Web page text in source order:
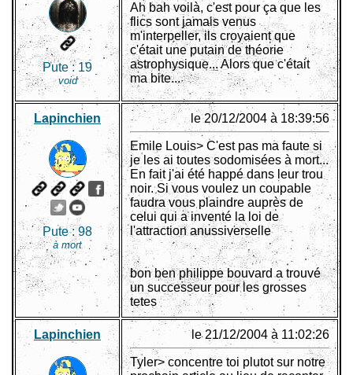
Pute :19
void
Ah bah voilà, c'est pour ça que les
flics sont jamais venus
m'interpeller, ils croyaient que
c'était une putain de théorie
astrophysique... Alors que c'était
ma bite...
Lapinchien
Pute :98
à mort
le 20/12/2004 à 18:39:56
Emile Louis> C'est pas ma faute si
je les ai toutes sodomisées à mort...
En fait j'ai été happé dans leur trou
noir. Si vous voulez un coupable
faudra vous plaindre auprès de
celui qui a inventé la loi de
l'attraction anussiverselle
bon ben philippe bouvard a trouvé
un successeur pour les grosses
tetes
Lapinchien le 21/12/2004 à 11:02:26
Tyler> concentre toi plutot sur notre